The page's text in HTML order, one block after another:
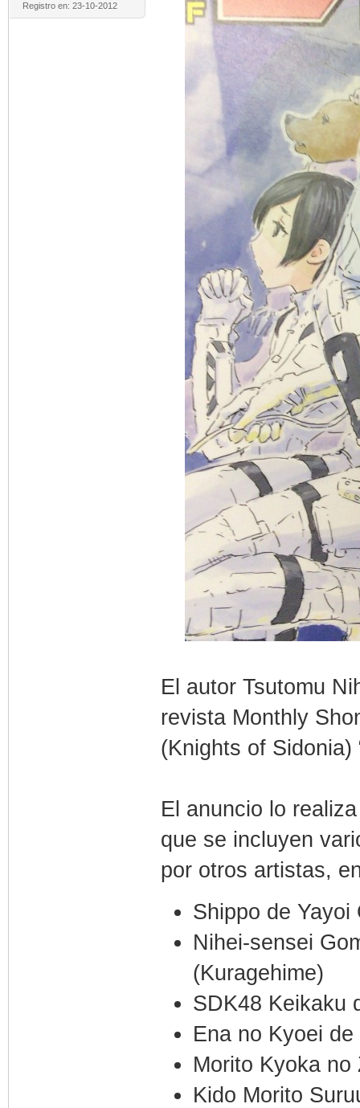
Registro en: 23-10-2012
El autor Tsutomu
revista Monthly
(Knights of Sidonia)
El anuncio lo
que se incluyen
por otros artistas,
Shippo de
Nihei-sensei
(Kuragehime)
SDK48 Keikaku
Ena no Kyoei de
Morito Kyoka
Kido Morito